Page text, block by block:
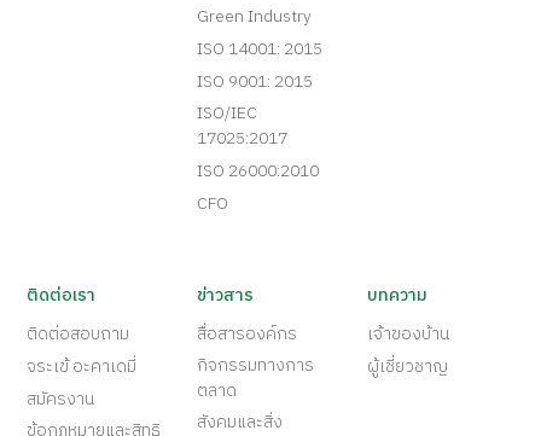
Green Industry
ISO 14001: 2015
ISO 9001: 2015
ISO/IEC
17025:2017
ISO 26000:2010
CFO
ติดต่อเรา
ติดต่อสอบถาม
จระเข้ อะคาเดมี่
สมัครงาน
ข่าวสาร
สื่อสารองค์กร
กิจกรรมทางการ
ตลาด
สังคมและสิ่ง
บทความ
เจ้าของบ้าน
ผู้เชี่ยวชาญ